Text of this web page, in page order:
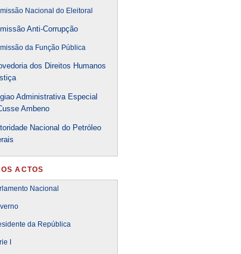
Nacional do Eleitoral
Anti-Corrupção
da Função Pública
dos Direitos Humanos
Administrativa Especial
Ambeno
Nacional do Petróleo
ACTOS
Nacional
da República
I